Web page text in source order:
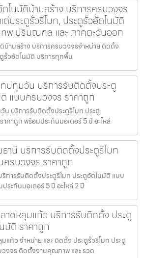
โนมัติบ้านสร้าง บริการครบวงจร
ประตูรั้วรีโมท, ประตูรั้วอัตโนมัติ
พ ปริมณฑล และ ภาคตะวันออก
บ้านสร้าง บริการครบวงจรจำหน่าย ติดตั้ง
รั้วอัตโนมัติ บริการทุกพื้น
ปทุมวัน บริการรับติดตั้งประตู
แบบครบวงจร ราคาถูก
บริการรับติดตั้งประตูรีโมท ประตู
คาถูก พร้อมประกันมอเตอร์ 5 ปี อะไหล่
านี บริการรับติดตั้งประตูรีโมท
รบวงจร ราคาถูก
การรับติดตั้งประตูรีโมท ประตูอัตโนมัติ แบบ
ระกันมอเตอร์ 5 ปี อะไหล่ 2 ปี
าดหลุมแก้ว บริการรับติดตั้ง ประตู
มัติ ราคาถูก
แก้ว จำหน่าย และ ติดตั้ง ประตูรั้วรีโมท ประตู
งจร ติดตั้งงานคุณภาพ และ รวด